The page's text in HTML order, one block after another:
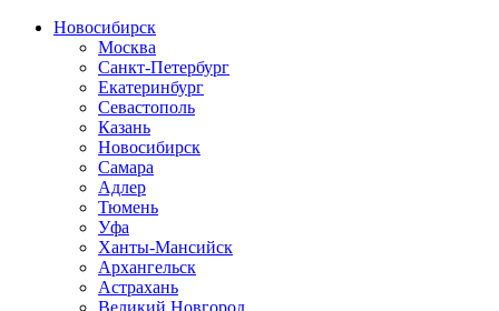
Новосибирск
Москва
Санкт-Петербург
Екатеринбург
Севастополь
Казань
Новосибирск
Самара
Адлер
Тюмень
Уфа
Ханты-Мансийск
Архангельск
Астрахань
Великий Новгород